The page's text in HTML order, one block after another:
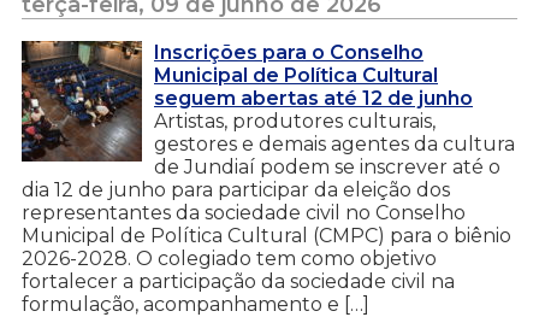
Inscrições para o Conselho
Municipal de Política Cultural
seguem abertas até 12 de junho
Artistas, produtores culturais,
gestores e demais agentes da cultura
de Jundiaí podem se inscrever até o
dia 12 de junho para participar da eleição dos
representantes da sociedade civil no Conselho
Municipal de Política Cultural (CMPC) para o biênio
2026-2028. O colegiado tem como objetivo
fortalecer a participação da sociedade civil na
formulação, acompanhamento e […]